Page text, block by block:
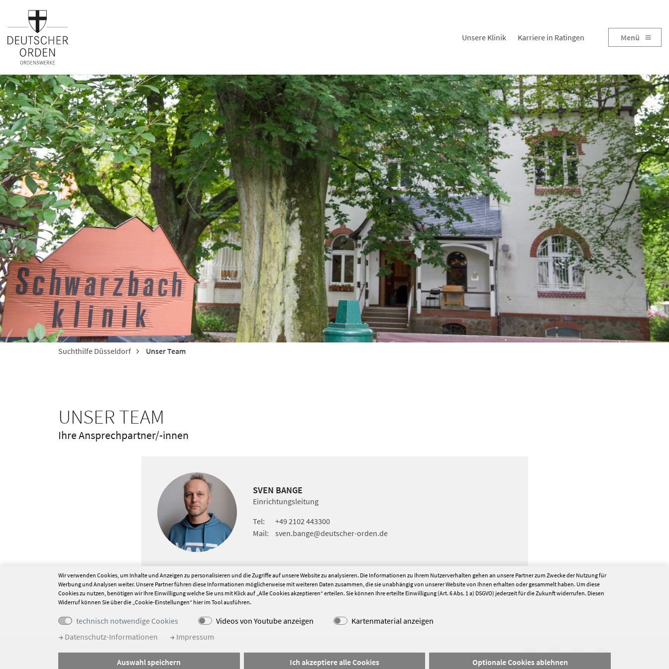
Unsere Klinik Karriere in Ratingen Menü
Suchthilfe Düsseldorf Unser Team
UNSER TEAM
Ihre Ansprechpartner/-innen
SVEN BANGE
Einrichtungsleitung
Tel:
+49 2102 443300
Mail:
sven.bange@deutscher-orden.de
Impressum Datenschutz Sitemap
Wir verwenden Cookies, um Inhalte und Anzeigen zu personalisieren und die Zugriffe auf unsere Website zu analysieren. Die Informationen zu Ihrem Nutzerverhalten gehen an unsere Partner zum Zwecke der Nutzung für
Werbung und Analysen weiter. Unsere Partner führen diese Informationen möglicherweise mit weiteren Daten zusammen, die sie unabhängig von unserer Website von Ihnen erhalten oder gesammelt haben. Um diese
Cookies zu nutzen, benötigen wir Ihre Einwilligung welche Sie uns mit Klick auf „Alle Cookies akzeptieren“ erteilen. Sie können Ihre erteilte Einwilligung (Art. 6 Abs. 1 a) DSGVO) jederzeit für die Zukunft widerrufen. Diesen
Widerruf können Sie über die „Cookie-Einstellungen“ hier im Tool ausführen.
technisch notwendige Cookies Videos von Youtube anzeigen
Kartenmaterial anzeigen
Datenschutz-Informationen
Impressum
Auswahl speichern Ich akzeptiere alle Cookies Optionale Cookies ablehnen